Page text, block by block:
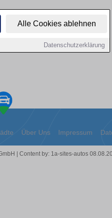
Alle Cookies ablehnen
Datenschutzerklärung
Über Uns Impressum
| Content by: 1a-sites-autos